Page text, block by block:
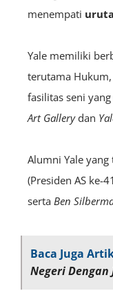
menempati
Yale memiliki
terutama Hukum,
fasilitas seni
Art Gallerydan
Alumni Yale
(Presiden AS ke-
serta Ben
Baca Juga
Negeri